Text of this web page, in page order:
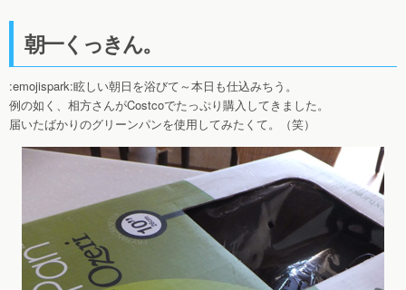
朝一くっきん。
:emojispark:眩しい朝日を浴びて～本日も仕込みちう。
例の如く、相方さんがCostcoでたっぷり購入してきました。
届いたばかりのグリーンパンを使用してみたくて。（笑）